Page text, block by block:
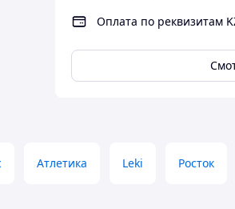
Оплата по реквизитам
Атлетика Leki Росток